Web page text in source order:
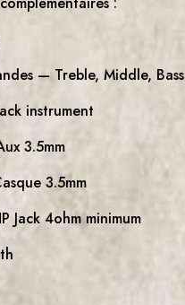
— Treble, Middle, Bass
instrument
3.5mm
3.5mm
Jack 4ohm minimum